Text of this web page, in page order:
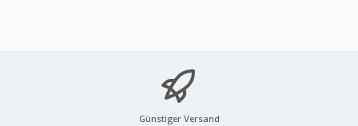
Günstiger Versand